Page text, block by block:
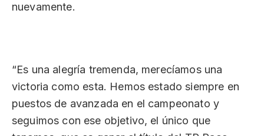
nuevamente.
“Es una alegría tremenda, merecíamos una
victoria como esta. Hemos estado siempre en
puestos de avanzada en el campeonato y
seguimos con ese objetivo, el único que